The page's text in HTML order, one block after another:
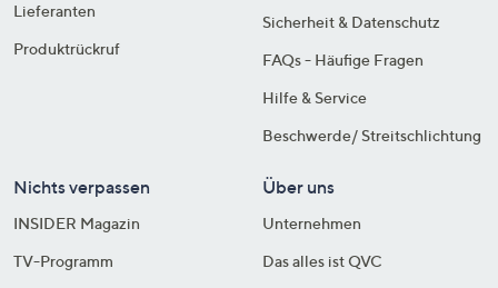
Lieferanten
Produktrückruf
Sicherheit & Datenschutz
FAQs - Häufige Fragen
Hilfe & Service
Beschwerde/ Streitschlichtung
Nichts verpassen
INSIDER Magazin
TV-Programm
Über uns
Unternehmen
Das alles ist QVC